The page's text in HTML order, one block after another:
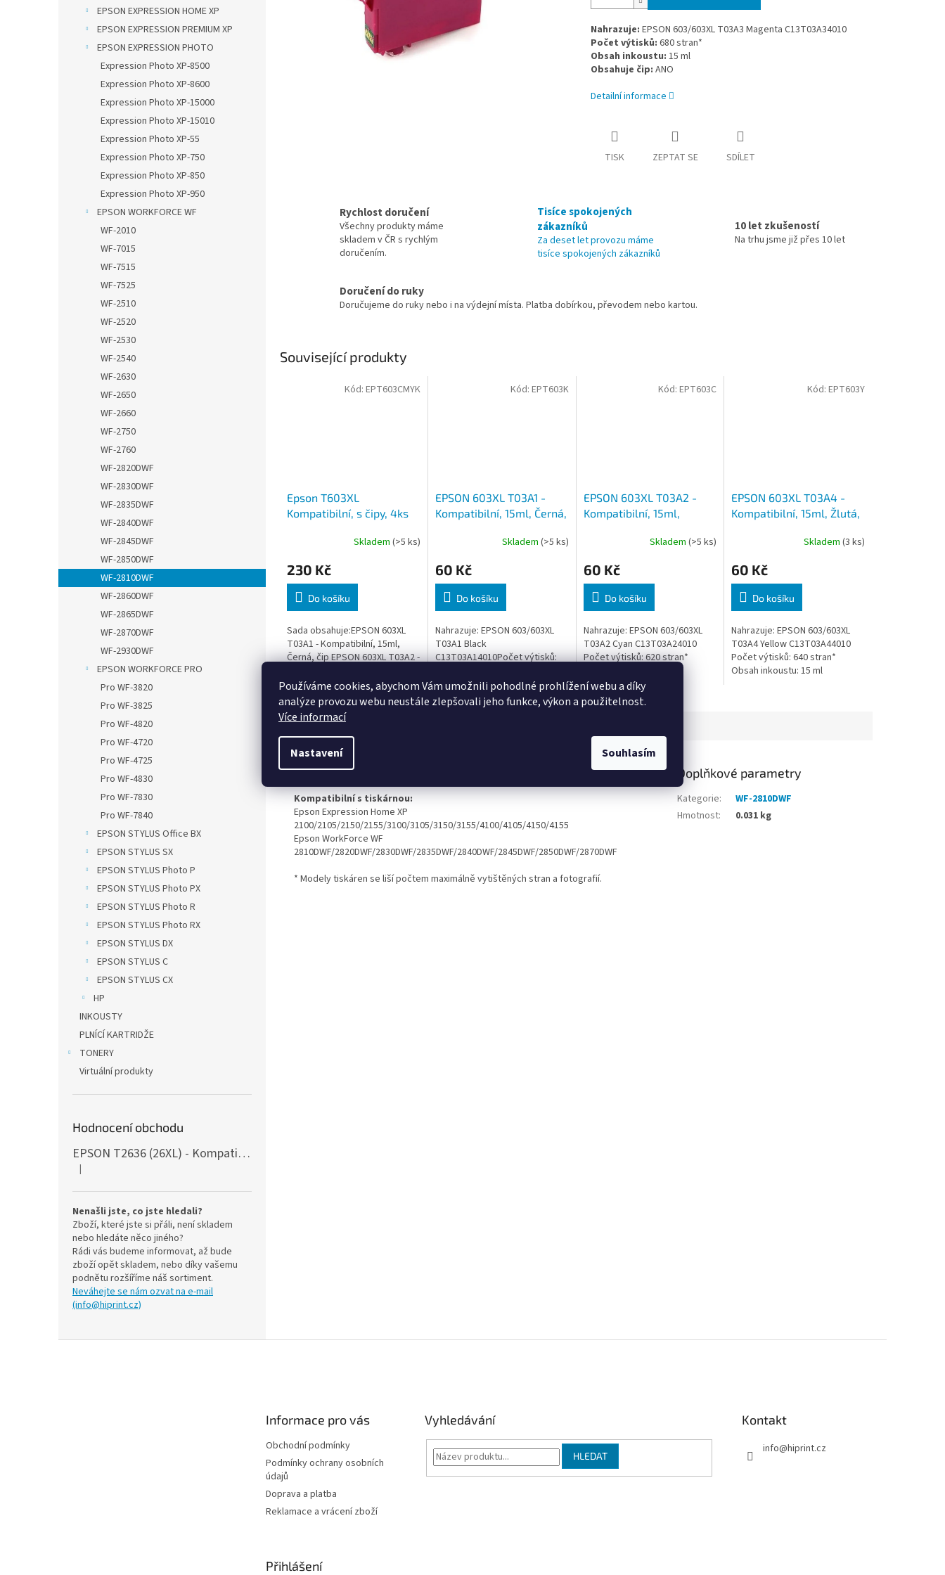
Používáme cookies, abychom Vám umožnili pohodlné prohlížení webu a díky
analýze provozu webu neustále zlepšovali jeho funkce, výkon a použitelnost.
Více informací
Nastavení Souhlasím
EPSON EXPRESSION HOME XP
EPSON EXPRESSION PREMIUM XP
EPSON EXPRESSION PHOTO
Expression Photo XP-8500
Expression Photo XP-8600
Expression Photo XP-15000
Expression Photo XP-15010
Expression Photo XP-55
Expression Photo XP-750
Expression Photo XP-850
Expression Photo XP-950
EPSON WORKFORCE WF
WF-2010
WF-7015
WF-7515
WF-7525
WF-2510
WF-2520
WF-2530
WF-2540
WF-2630
WF-2650
WF-2660
WF-2750
WF-2760
WF-2820DWF
WF-2830DWF
WF-2835DWF
WF-2840DWF
WF-2845DWF
WF-2850DWF
WF-2810DWF
WF-2860DWF
WF-2865DWF
WF-2870DWF
WF-2930DWF
EPSON WORKFORCE PRO
Pro WF-3820
Pro WF-3825
Pro WF-4820
Pro WF-4720
Pro WF-4725
Pro WF-4830
Pro WF-7830
Pro WF-7840
EPSON STYLUS Office BX
EPSON STYLUS SX
EPSON STYLUS Photo P
EPSON STYLUS Photo PX
EPSON STYLUS Photo R
EPSON STYLUS Photo RX
EPSON STYLUS DX
EPSON STYLUS C
EPSON STYLUS CX
HP
INKOUSTY
PLNÍCÍ KARTRIDŽE
TONERY
Virtuální produkty
Hodnocení obchodu
EPSON T2636 (26XL) - Kompatibilní, s čipy, 5ks
Hodnocení produktu je 5 z 5 hvězdiček.
|
Nenašli jste, co jste hledali?
Zboží, které jste si přáli, není skladem
nebo hledáte něco jiného?
Rádi vás budeme informovat, až bude
zboží opět skladem, nebo díky vašemu
podnětu rozšíříme náš sortiment.
Neváhejte se nám ozvat na e-mail
(info@hiprint.cz)
Nahrazuje: EPSON 603/603XL T03A3 Magenta C13T03A34010
Počet výtisků: 680 stran*
Obsah inkoustu: 15 ml
Obsahuje čip: ANO
Detailní informace
TISK ZEPTAT SE SDÍLET
Rychlost doručení
Všechny produkty máme
skladem v ČR s rychlým
doručením.
Tisíce spokojených
zákazníků
Za deset let provozu máme
tisíce spokojených zákazníků
10 let zkušeností
Na trhu jsme již přes 10 let
Doručení do ruky
Doručujeme do ruky nebo i na výdejní místa. Platba dobírkou, převodem nebo kartou.
Související produkty
Epson T603XL
Kompatibilní, s čipy, 4ks
Skladem (>5 ks)
230 Kč
Do košíku
Sada obsahuje:EPSON 603XL
T03A1 - Kompatibilní, 15ml,
Černá, čip EPSON 603XL T03A2 -
čip EPSON 603XL T03A3 -
Kompatibilní, 15ml, Purpurová,
čip...
Kód: EPT603CMYK
EPSON 603XL T03A1 -
Kompatibilní, 15ml, Černá,
Skladem (>5 ks)
60 Kč
Do košíku
Nahrazuje: EPSON 603/603XL
T03A1 Black
C13T03A14010Počet výtisků:
ml Obsahuje čip: ANO
Kód: EPT603K
EPSON 603XL T03A2 -
Kompatibilní, 15ml,
Skladem(>5 ks)
60 Kč
Do košíku
Nahrazuje: EPSON 603/603XL
T03A2 Cyan C13T03A24010
Počet výtisků: 620 stran*
Obsahuje čip: ANO
Kód:EPT603C
EPSON 603XL T03A4 -
Kompatibilní, 15ml, Žlutá,
Skladem (3 ks)
60 Kč
Do košíku
Nahrazuje: EPSON 603/603XL
T03A4 Yellow C13T03A44010
Počet výtisků: 640 stran*
Obsah inkoustu: 15 ml
Kód: EPT603Y
Popis
Detailní popis produktu
Kompatibilní s tiskárnou:
Epson Expression Home XP
2100/2105/2150/2155/3100/3105/3150/3155/4100/4105/4150/4155
Epson WorkForce WF
2810DWF/2820DWF/2830DWF/2835DWF/2840DWF/2845DWF/2850DWF/2870DWF
* Modely tiskáren se liší počtem maximálně vytištěných stran a fotografií.
Doplňkové parametry
Kategorie:
WF-2810DWF
Hmotnost: 0.031 kg
Informace pro vás
Obchodní podmínky
Podmínky ochrany osobních
údajů
Doprava a platba
Reklamace a vrácení zboží
Vyhledávání
HLEDAT
Kontakt
info@hiprint.cz
Přihlášení